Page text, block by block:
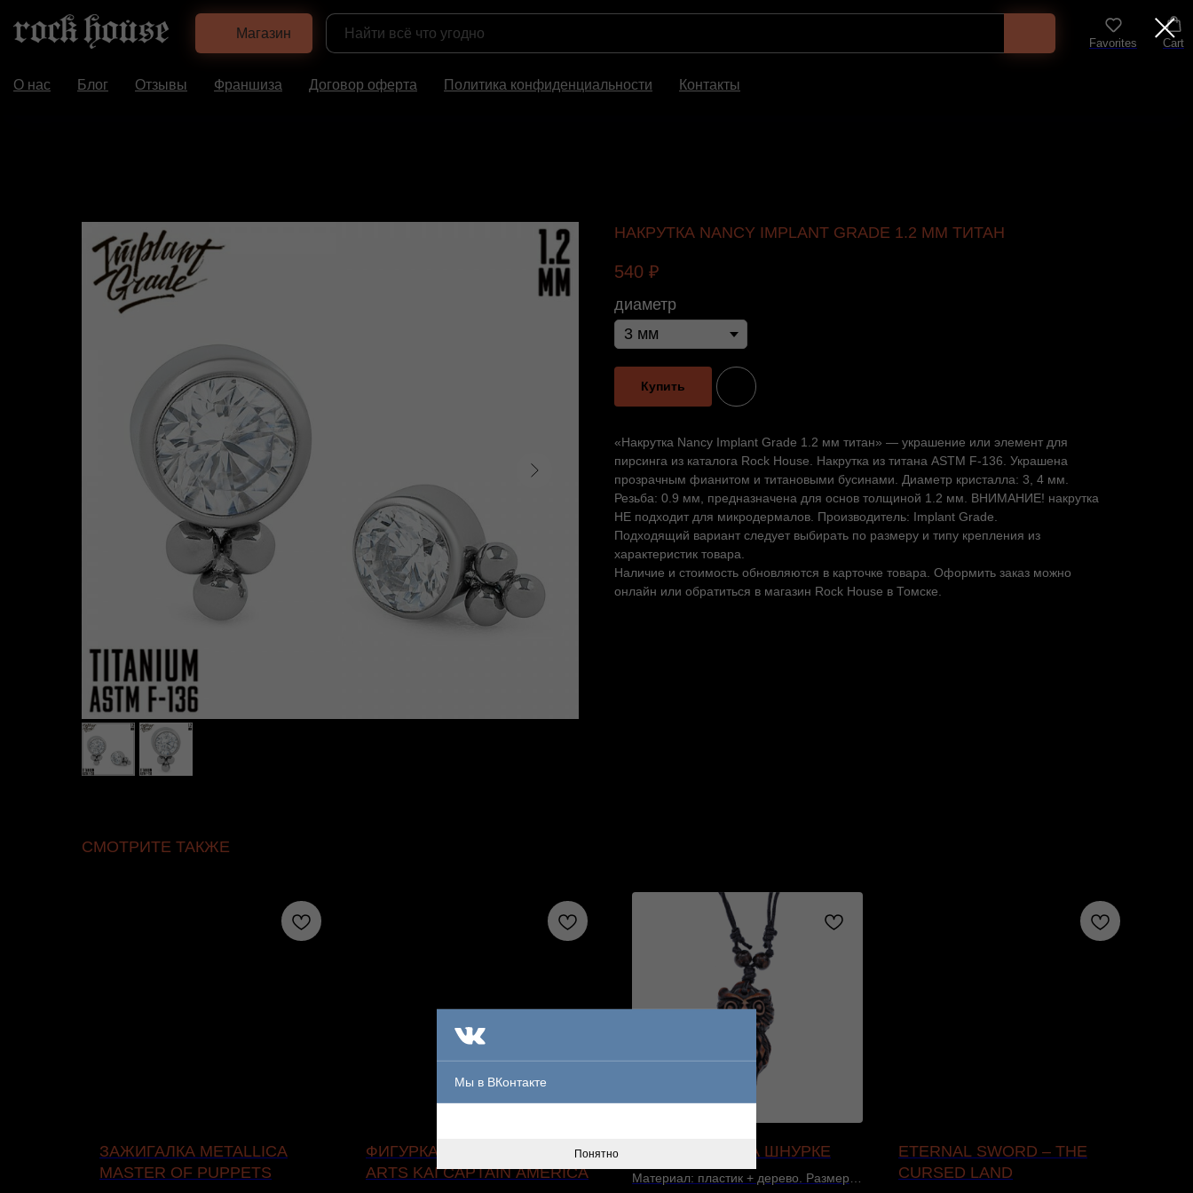
Магазин
Favorites Cart
О нас Блог Отзывы Франшиза Договор оферта Политика конфиденциальности Контакты
НАКРУТКА NANCY IMPLANT GRADE 1.2 ММ ТИТАН
540 ₽
диаметр
Купить
«Накрутка Nancy Implant Grade 1.2 мм титан» — украшение или элемент для
пирсинга из каталога Rock House. Накрутка из титана ASTM F-136. Украшена
прозрачным фианитом и титановыми бусинами. Диаметр кристалла: 3, 4 мм.
Резьба: 0.9 мм, предназначена для основ толщиной 1.2 мм. ВНИМАНИЕ! накрутка
НЕ подходит для микродермалов. Производитель: Implant Grade.
Подходящий вариант следует выбирать по размеру и типу крепления из
характеристик товара.
Наличие и стоимость обновляются в карточке товара. Оформить заказ можно
онлайн или обратиться в магазин Rock House в Томске.
СМОТРИТЕ ТАКЖЕ
ЗАЖИГАЛКА METALLICA
MASTER OF PUPPETS
ФИГУРКА VARIANT PLAY
ARTS KAI CAPTAIN AMERICA
КУЛОН СОВА НА ШНУРКЕ
Материал: пластик + дерево. Размеры
ETERNAL SWORD – THE
CURSED LAND
Мы в ВКонтакте
Понятно